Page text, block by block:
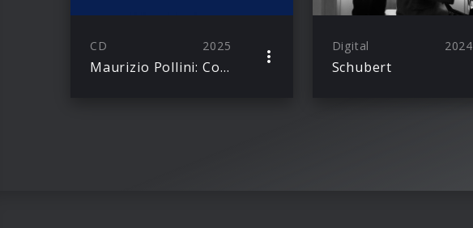
CD 2025
Maurizio Pollini: Complete Recordings on Deutsche Grammophon (Extended edition)
Digital 2024
Schubert